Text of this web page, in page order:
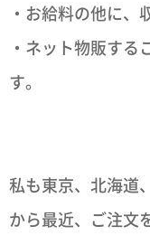
・お給料の他に、
・ネット物販する
す。
私も東京、北海道
から最近、ご注文